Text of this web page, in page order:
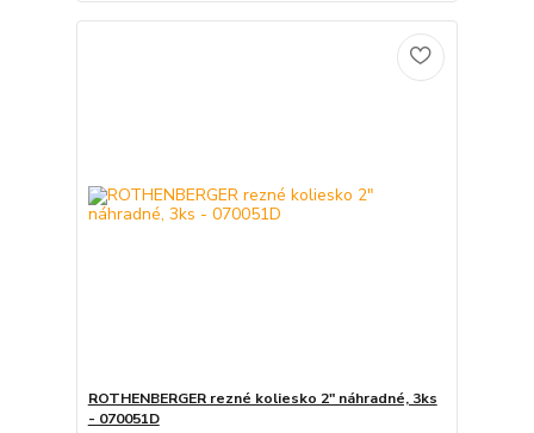
ROTHENBERGER rezné koliesko 2" náhradné, 3ks
- 070051D